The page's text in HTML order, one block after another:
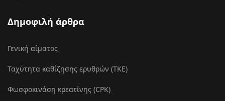
Δημοφιλή άρθρα
Γενική αίματος
Ταχύτητα καθίζησης ερυθρών (ΤΚΕ)
Φωσφοκινάση κρεατίνης (CPK)